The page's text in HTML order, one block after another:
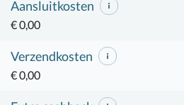
Aansluitkosten
€ 0,00
Verzendkosten
€ 0,00